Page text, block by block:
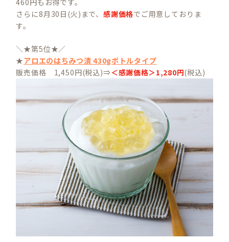
さらに8月30日(火)まで、感謝価格でご用意しておりま
す。
＼★第5位★／
★アロエのはちみつ漬 430gボトルタイプ
販売価格 1,450円(税込)⇒＜感謝価格＞1,280円(税込)